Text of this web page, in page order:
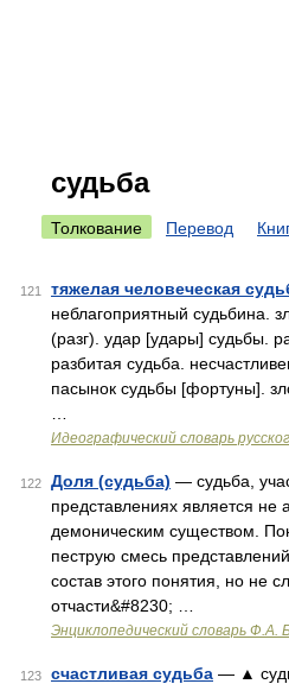
судьба
Толкование Перевод
121 тяжелая человеческая
неблагоприятный судьбина.
(разг). удар [удары] судьбы.
разбитая судьба.
пасынок судьбы [фортуны].
Идеографический словарь
122 Доля (судьба) — судьба,
представлениях является не
демоническим существом.
пеструю смесь
состав этого понятия, но не
отчасти&#8230; …
Энциклопедический словарь Ф.А.
123 счастливая судьба — ▲